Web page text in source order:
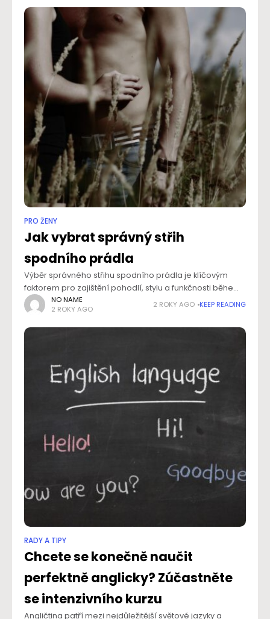
PRO ŽENY
Jak vybrat správný střih
spodního prádla
Výběr správného střihu spodního prádla je klíčovým
faktorem pro zajištění pohodlí, stylu a funkčnosti během
celého dne. Závisí na několika faktorech, které byste měli
při rozhodování zvážit. Aktivita – klidový
NO NAME
2 ROKY AGO
2 ROKY AGO KEEP READING
RADY A TIPY
Chcete se konečně naučit
perfektně anglicky? Zúčastněte
se intenzivního kurzu
Angličtina patří mezi nejdůležitější světové jazyky a